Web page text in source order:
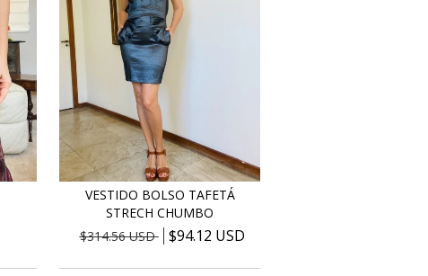
VESTIDO BOLSO TAFETÁ
STRECH CHUMBO
$314.56 USD
$94.12 USD